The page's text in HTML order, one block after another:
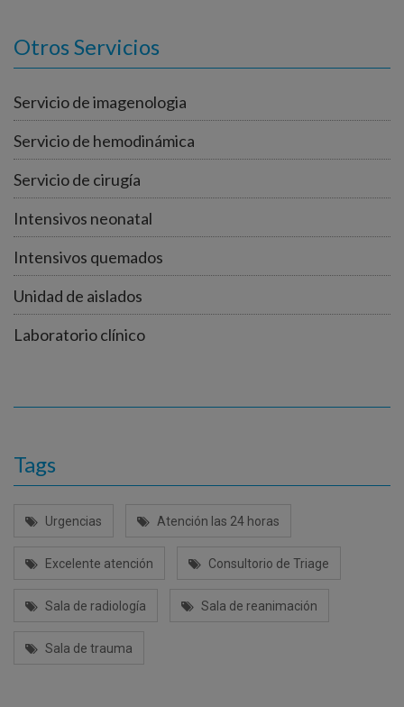
Otros Servicios
Servicio de imagenologia
Servicio de hemodinámica
Servicio de cirugía
Intensivos neonatal
Intensivos quemados
Unidad de aislados
Laboratorio clínico
Tags
Urgencias Atención las 24 horas
Excelente atención Consultorio de Triage
Sala de radiología Sala de reanimación
Sala de trauma